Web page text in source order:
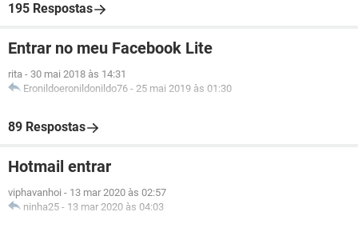
195 Respostas
Entrar no meu Facebook Lite
rita - 30 mai 2018 às 14:31
Eronildoeronildonildo76 - 25 mai 2019 às 01:30
89 Respostas
Hotmail entrar
viphavanhoi - 13 mar 2020 às 02:57
ninha25 - 13 mar 2020 às 04:03